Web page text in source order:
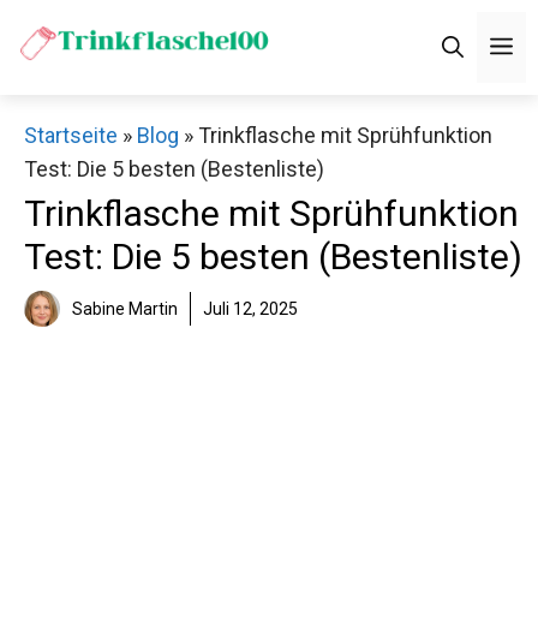
Inhalt
Startseite » Blog »Trinkflasche mit Sprühfunktion
Test: Die 5 besten (Bestenliste)
Trinkflasche mit Sprühfunktion
Test: Die 5 besten (Bestenliste)
Sabine Martin Juli 12, 2025